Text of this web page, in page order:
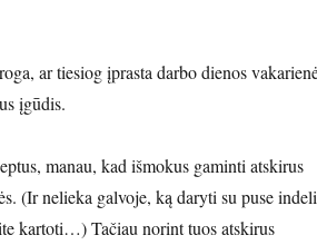
ar tiesiog įprasta darbo dienos
įgūdis.
manau, kad išmokus gaminti atskirus
(Ir nelieka galvoje, ką daryti su puse
kartoti…) Tačiau norint tuos atskirus